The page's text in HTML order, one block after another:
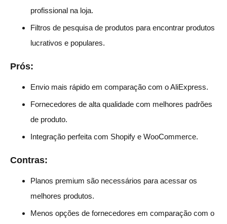
profissional na loja.
Filtros de pesquisa de produtos para encontrar produtos
lucrativos e populares.
Prós:
Envio mais rápido em comparação com o AliExpress.
Fornecedores de alta qualidade com melhores padrões
de produto.
Integração perfeita com Shopify e WooCommerce.
Contras:
Planos premium são necessários para acessar os
melhores produtos.
Menos opções de fornecedores em comparação com o